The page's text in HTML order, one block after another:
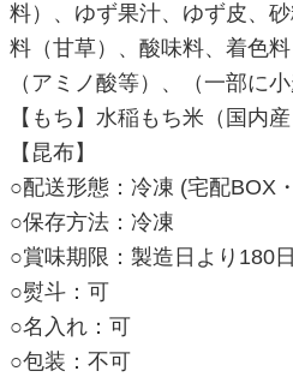
料）、ゆず果汁、ゆず皮、
料（甘草）、酸味料、着色
（アミノ酸等）、（一部に
【もち】水稲もち米（国内
【昆布】
○配送形態：冷凍 (宅配BOX
○保存方法：冷凍
○賞味期限：製造日より180日
○熨斗：可
○名入れ：可
○包装：不可